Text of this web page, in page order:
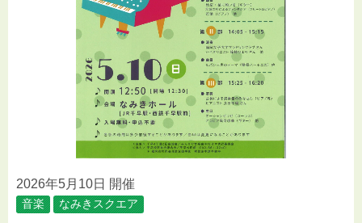
2026年5月10日 開催
音楽 なみきスクエア